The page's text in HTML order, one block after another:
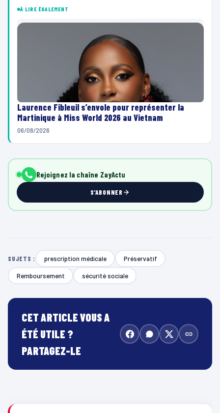
À LIRE ÉGALEMENT
Laurence Fibleuil s’envole pour représenter la
Martinique à Miss World 2026 au Vietnam
06/08/2026
Rejoignez la chaîne ZayActu
S'ABONNER
SUJETS : prescription médicale Préservatif
Remboursement sécurité sociale
CET ARTICLE VOUS A
ÉTÉ UTILE ?
PARTAGEZ-LE